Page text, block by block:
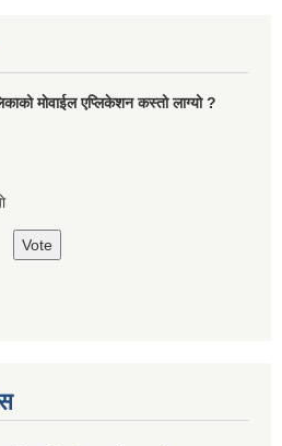
माेवाईल एप्लिकेशन कस्तो लाग्यो ?